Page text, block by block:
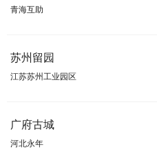
青海互助
苏州留园
江苏苏州工业园区
广府古城
河北永年